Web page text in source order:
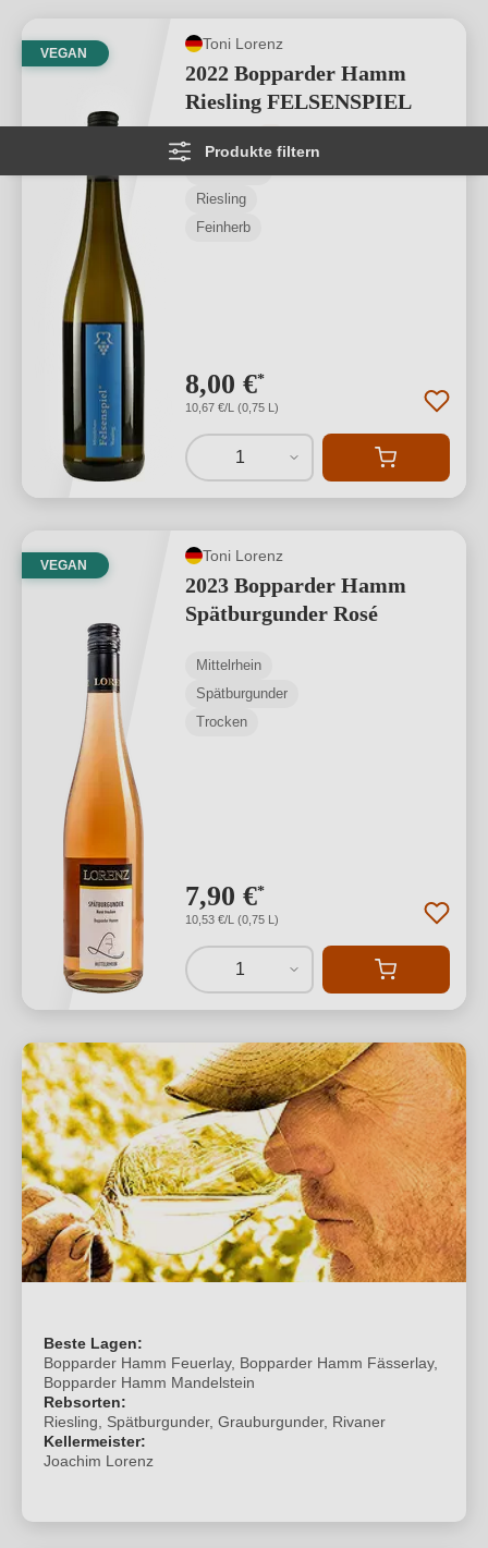
Produkte filtern
VEGAN
Toni Lorenz
2022 Bopparder Hamm
Riesling FELSENSPIEL
Durchschnittliche Bewertung von 5
Riesling
Feinherb
8,00 €*
10,67 €/L (0,75 L)
1
VEGAN
Toni Lorenz
2023 Bopparder Hamm
Spätburgunder Rosé
Mittelrhein
Spätburgunder
Trocken
7,90 €*
10,53 €/L (0,75 L)
1
Beste Lagen:
Bopparder Hamm Feuerlay, Bopparder Hamm Fässerlay,
Bopparder Hamm Mandelstein
Rebsorten:
Riesling, Spätburgunder, Grauburgunder, Rivaner
Kellermeister:
Joachim Lorenz